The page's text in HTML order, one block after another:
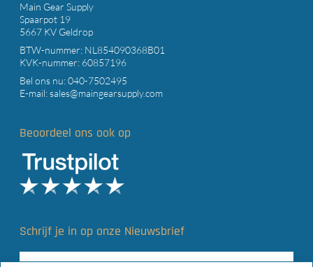
Main Gear Supply
Spaarpot 19
5667 KV Geldrop
BTW-nummer: NL854090368B01
KVK-nummer: 60857196
Bel ons nu:040-7502495
E-mail:sales@maingearsupply.com
Beoordeel ons ook op
Schrijf je in op onze Nieuwsbrief